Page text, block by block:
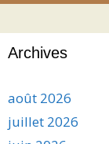
Archives
août 2026
juillet 2026